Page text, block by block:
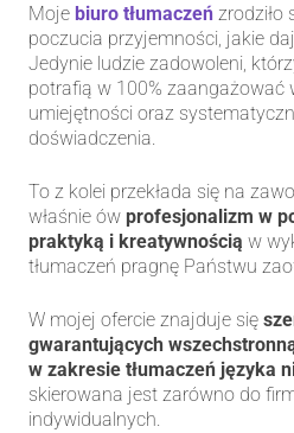
Moje biuro tłumaczeń zrodziło
poczucia przyjemności, jakie
Jedynie ludzie zadowoleni,
potrafią w 100% zaangażować
umiejętności oraz
doświadczenia.
To z kolei przekłada się na
właśnie ów profesjonalizm w
praktyką i kreatywnością w
tłumaczeń pragnę Państwu
W mojej ofercie znajduje się
gwarantujących
w zakresie tłumaczeń języka
skierowana jest zarówno do
indywidualnych.